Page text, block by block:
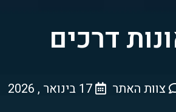
דרכים
צוות האתר 17 בינואר , 2026